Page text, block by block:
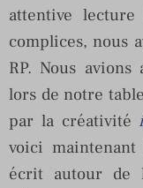
attentive
complices, nous
RP. Nous avions
lors de notre
par la créativité
voici
écrit autour de